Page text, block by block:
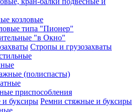
козловые
типа "Пионер"
"в Окно"
Стропы и грузозахваты
(полиспасты)
приспособления
Ремни стяжные и буксиры